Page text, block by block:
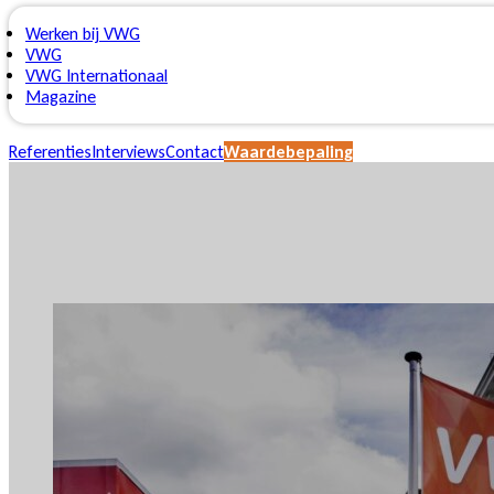
Werken bij VWG
VWG
VWG Internationaal
Magazine
ReferentiesInterviewsContactWaardebepaling
Online